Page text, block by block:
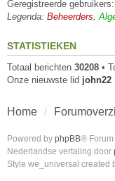
Geregistreerde
Legenda: Beheerders,
STATISTIEKEN
Totaal berichten 30208 •
Onze nieuwste lid john22
Home
Powered by phpBB® Forum
Nederlandse vertaling door
Style we_universal created